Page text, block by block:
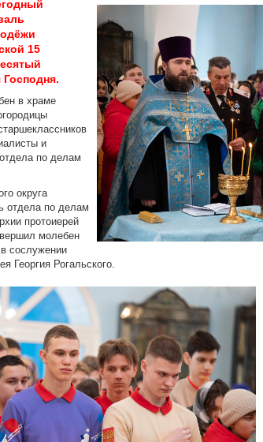
15
Господня.
в храме
и
по делам
округа
отдела по делам
протоиерей
молебен
сослужении
Георгия Рогальского.